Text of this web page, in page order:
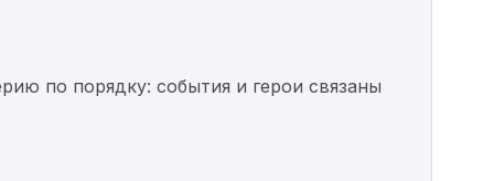
по порядку: события и герои связаны